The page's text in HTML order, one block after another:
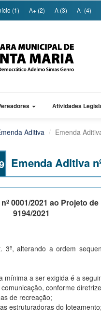
(1) A+ (2) A (3) A- (4)
Atividades
Aditiva Emenda
Emenda Aditiva
0001/2021 ao Projeto de
9194/2021
3º, alterando a ordem
mínima a ser exigida é a
conforme
de recreação;
estruturadoras do loteamento;